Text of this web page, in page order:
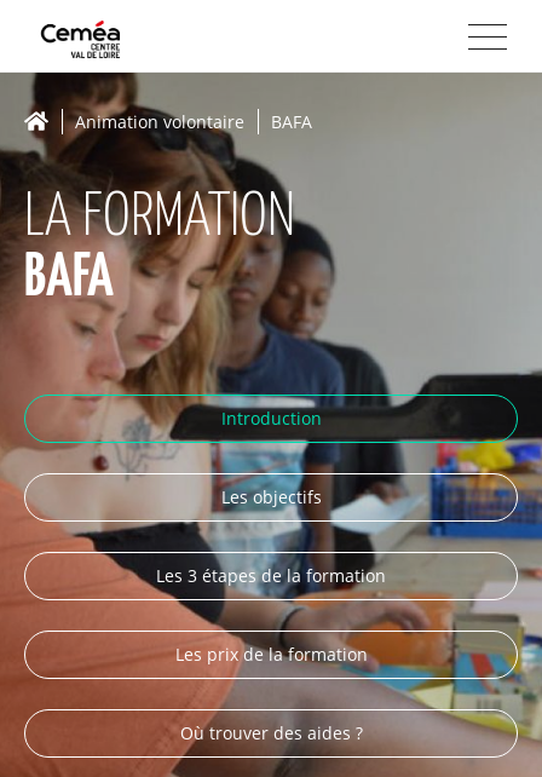
Animation volontaire BAFA
LA FORMATION
BAFA
Introduction
Les objectifs
Les 3 étapes de la formation
Les prix de la formation
Où trouver des aides ?